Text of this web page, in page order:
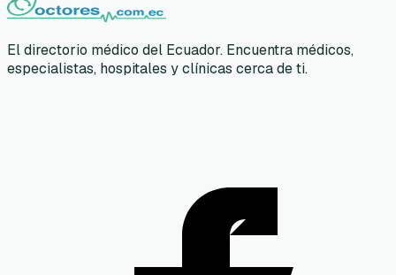
El directorio médico del Ecuador. Encuentra médicos,
especialistas, hospitales y clínicas cerca de ti.